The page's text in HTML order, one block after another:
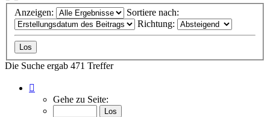
Anzeigen:
Sortiere nach:
Richtung:
Die Suche ergab 471 Treffer
von
Gehe zu Seite: